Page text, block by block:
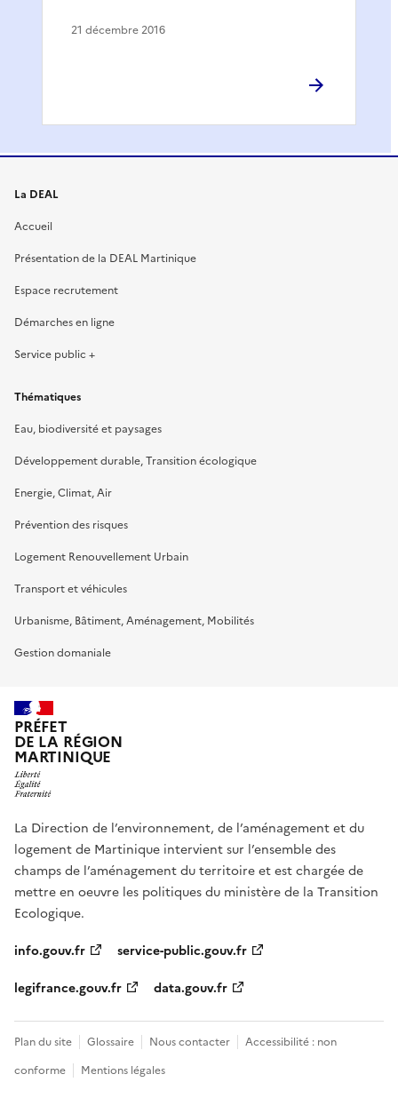
21 décembre 2016
La DEAL
Accueil
Présentation de la DEAL Martinique
Espace recrutement
Démarches en ligne
Service public +
Thématiques
Eau, biodiversité et paysages
Développement durable, Transition écologique
Energie, Climat, Air
Prévention des risques
Logement Renouvellement Urbain
Transport et véhicules
Urbanisme, Bâtiment, Aménagement, Mobilités
Gestion domaniale
PRÉFET
DE LA RÉGION
MARTINIQUE
La Direction de l’environnement, de l’aménagement et du
logement de Martinique intervient sur l’ensemble des
champs de l’aménagement du territoire et est chargée de
mettre en oeuvre les politiques du ministère de la Transition
Ecologique.
info.gouv.fr
service-public.gouv.fr
legifrance.gouv.fr
data.gouv.fr
Plan du site Glossaire Nous contacter
Accessibilité : non
conforme
Mentions légales